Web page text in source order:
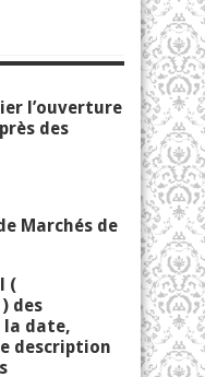
l’ouverture
des
Marchés de
(
) des
date,
description